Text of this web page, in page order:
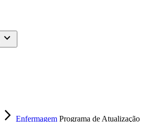
keyboard_arrow_down
arrow_forward_ios Enfermagem Programa de Atualização